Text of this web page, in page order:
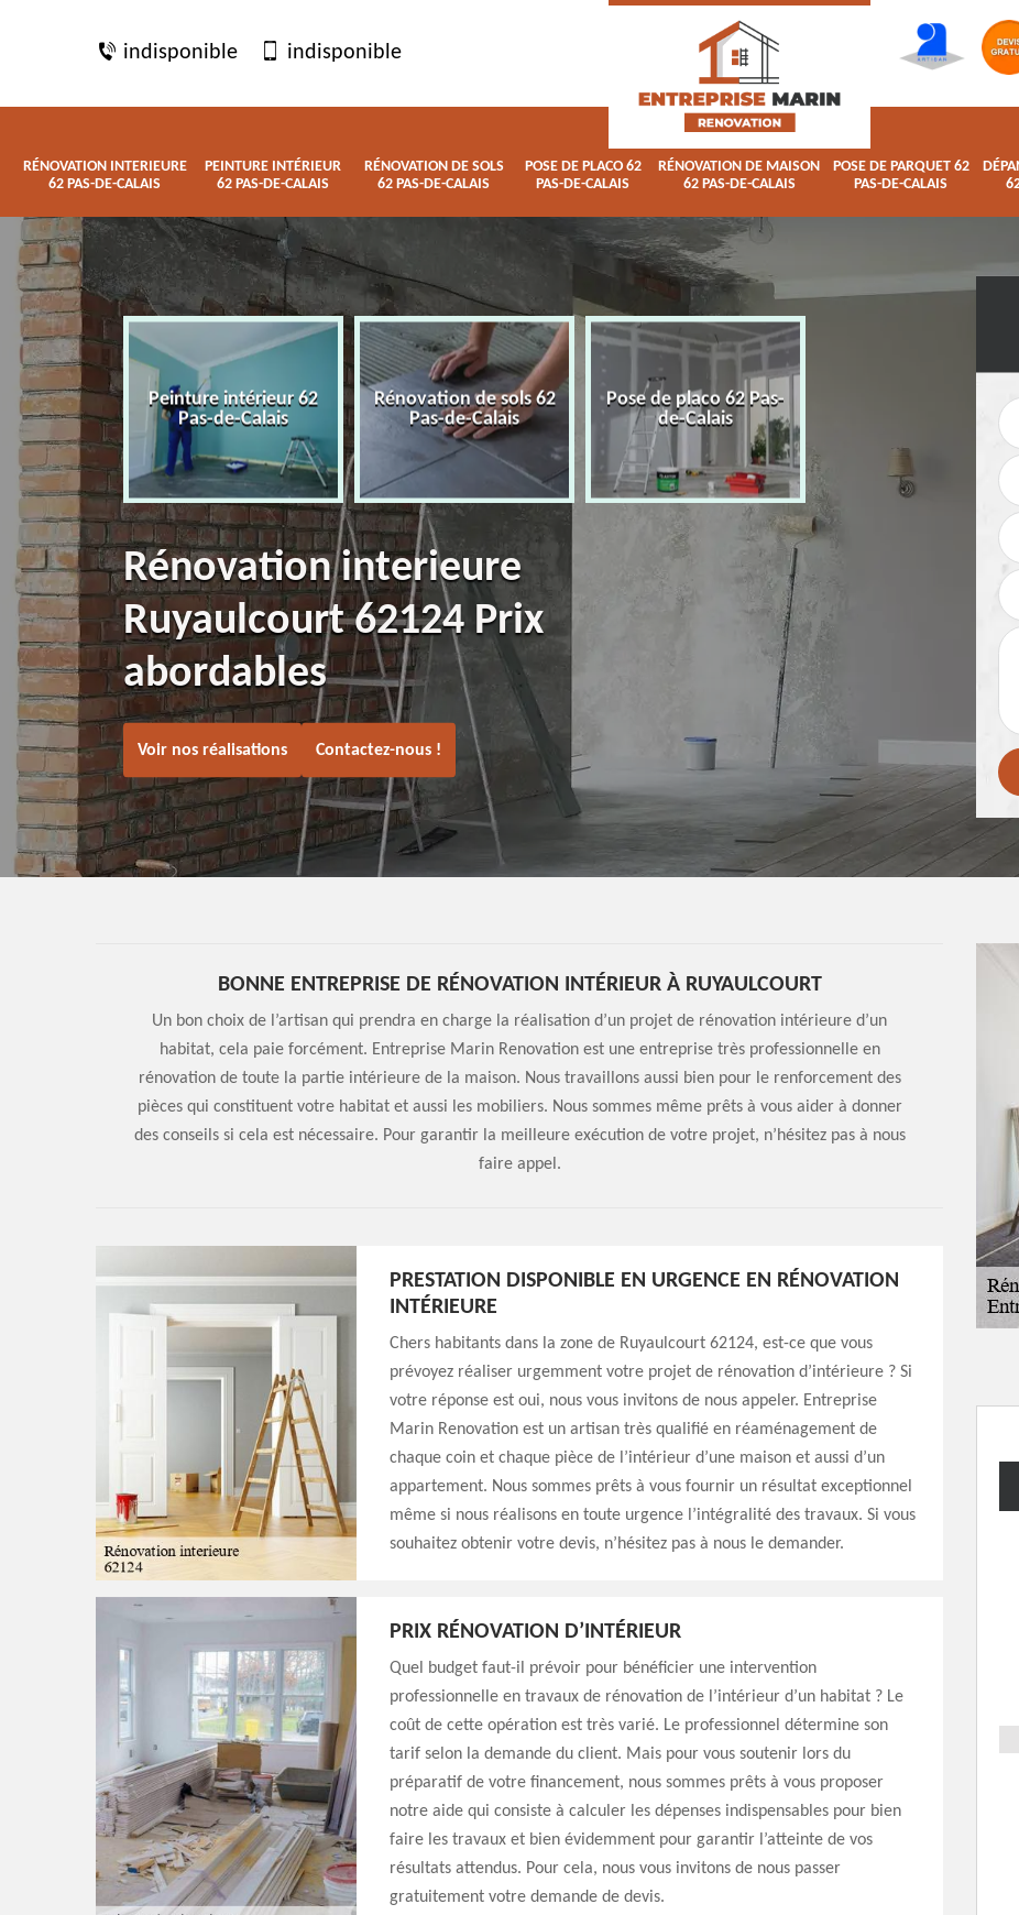
indisponible indisponible
RÉNOVATION INTERIEURE
62 PAS-DE-CALAIS
PEINTURE INTÉRIEUR
62 PAS-DE-CALAIS
RÉNOVATION DE SOLS
62 PAS-DE-CALAIS
POSE DE PLACO 62
PAS-DE-CALAIS
RÉNOVATION DE MAISON
62 PAS-DE-CALAIS
POSE DE PARQUET 62
PAS-DE-CALAIS
interieure
Calais
Peinture intérieur 62
Pas-de-Calais
Rénovation de sols 62
Pas-de-Calais
Pose de placo 62 Pas-
de-Calais
Rénovation de maison
Rénovation interieure
Ruyaulcourt 62124 Prix
abordables
Voir nos réalisations Contactez-nous !
BONNE ENTREPRISE DE RÉNOVATION INTÉRIEUR À RUYAULCOURT
Un bon choix de l’artisan qui prendra en charge la réalisation d’un projet de rénovation intérieure d’un
habitat, cela paie forcément. Entreprise Marin Renovation est une entreprise très professionnelle en
rénovation de toute la partie intérieure de la maison. Nous travaillons aussi bien pour le renforcement des
pièces qui constituent votre habitat et aussi les mobiliers. Nous sommes même prêts à vous aider à donner
des conseils si cela est nécessaire. Pour garantir la meilleure exécution de votre projet, n’hésitez pas à nous
faire appel.
PRESTATION DISPONIBLE EN URGENCE EN RÉNOVATION
INTÉRIEURE
Chers habitants dans la zone de Ruyaulcourt 62124, est-ce que vous
prévoyez réaliser urgemment votre projet de rénovation d’intérieure ? Si
votre réponse est oui, nous vous invitons de nous appeler. Entreprise
Marin Renovation est un artisan très qualifié en réaménagement de
chaque coin et chaque pièce de l’intérieur d’une maison et aussi d’un
appartement. Nous sommes prêts à vous fournir un résultat exceptionnel
même si nous réalisons en toute urgence l’intégralité des travaux. Si vous
souhaitez obtenir votre devis, n’hésitez pas à nous le demander.
PRIX RÉNOVATION D’INTÉRIEUR
Quel budget faut-il prévoir pour bénéficier une intervention
professionnelle en travaux de rénovation de l’intérieur d’un habitat ? Le
coût de cette opération est très varié. Le professionnel détermine son
tarif selon la demande du client. Mais pour vous soutenir lors du
préparatif de votre financement, nous sommes prêts à vous proposer
notre aide qui consiste à calculer les dépenses indispensables pour bien
faire les travaux et bien évidemment pour garantir l’atteinte de vos
résultats attendus. Pour cela, nous vous invitons de nous passer
gratuitement votre demande de devis.